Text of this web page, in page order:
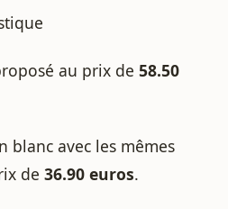
au prix de 58.50
blanc avec les mêmes
de 36.90 euros.